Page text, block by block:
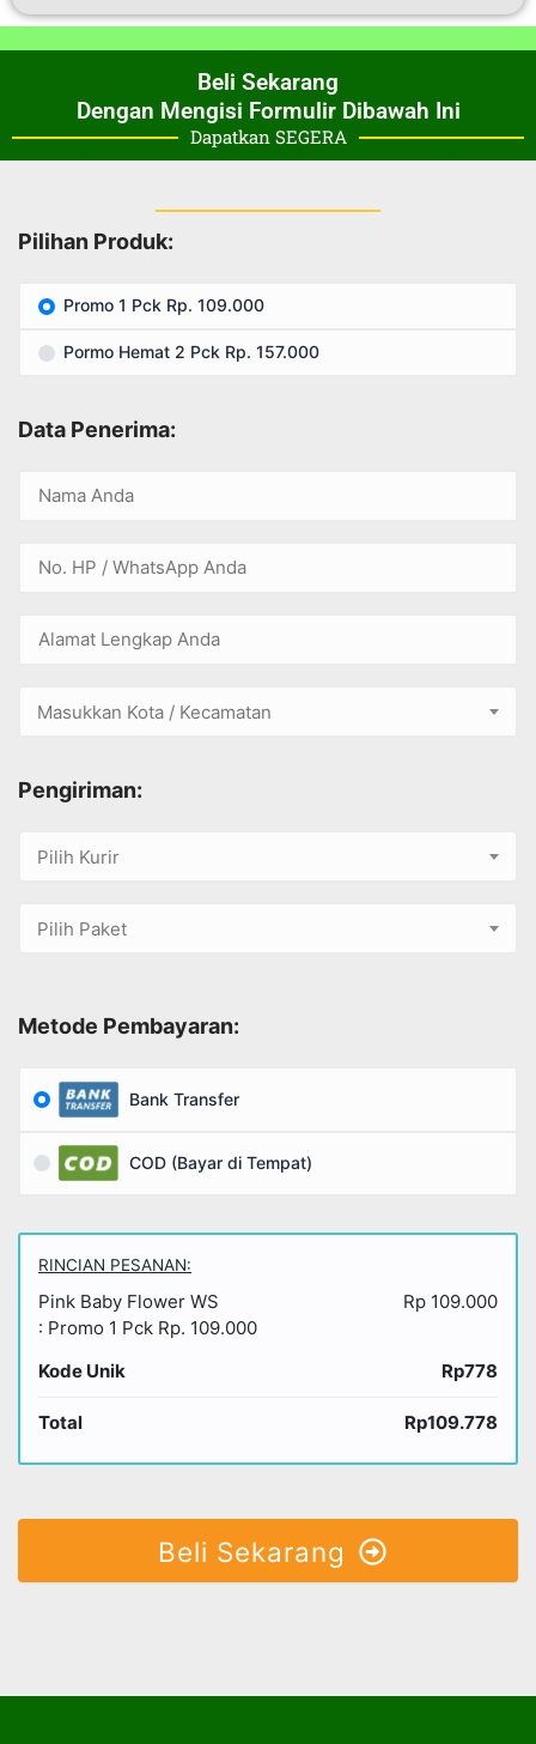
Beli Sekarang
Dengan Mengisi Formulir Dibawah Ini
Dapatkan SEGERA
Pilihan Produk:
Promo 1 Pck Rp. 109.000
Pormo Hemat 2 Pck Rp. 157.000
Data Penerima:
Masukkan Kota / Kecamatan
Pengiriman:
Pilih Kurir
Pilih Paket
Metode Pembayaran:
Bank Transfer
COD (Bayar di Tempat)
RINCIAN PESANAN:
Pink Baby Flower WS
: Promo 1 Pck Rp. 109.000
Rp 109.000
Kode Unik Rp778
Total Rp109.778
Beli Sekarang